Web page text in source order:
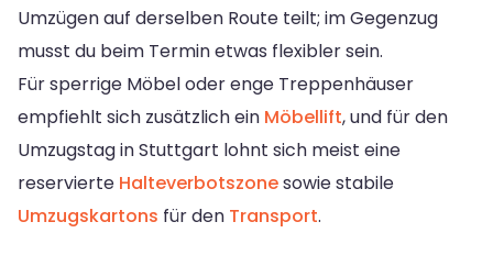
Umzügen auf derselben Route teilt; im Gegenzug
musst du beim Termin etwas flexibler sein.
Für sperrige Möbel oder enge Treppenhäuser
empfiehlt sich zusätzlich ein Möbellift, und für den
Umzugstag in Stuttgart lohnt sich meist eine
reservierte Halteverbotszonesowie stabile
Umzugskartons für den Transport.